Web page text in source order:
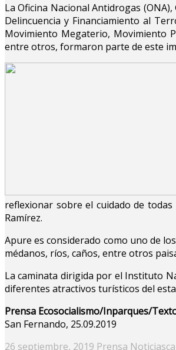
La Oficina Nacional Antidrogas
Delincuencia y Financiamiento al
Movimiento Megaterio, Movimiento
entre otros, formaron parte de este
reflexionar sobre el cuidado de
Ramírez.
Apure es considerado como uno de
médanos, ríos, caños, entre otros
La caminata dirigida por el Instituto
diferentes atractivos turísticos del
Prensa Ecosocialismo/Inparques/
San Fernando, 25.09.2019
Posted
26 septiembre, 2019 Prensa Noticias